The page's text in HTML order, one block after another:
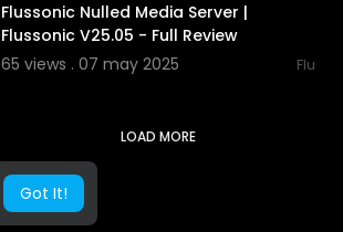
Got It!
Flussonic Nulled Media Server |
Flussonic V25.05 - Full Review
65 views . 07 may 2025
Flu
LOAD MORE